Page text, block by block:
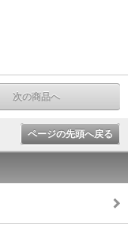
次の商品へ
ページの先頭へ戻る